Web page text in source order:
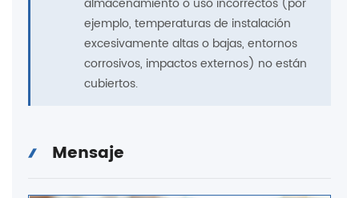
almacenamiento o uso incorrectos (por
ejemplo, temperaturas de instalación
excesivamente altas o bajas, entornos
corrosivos, impactos externos) no están
cubiertos.
Mensaje